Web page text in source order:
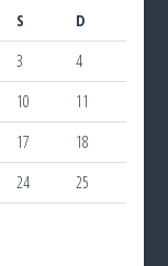
S
D
3
4
10
11
17
18
24
25